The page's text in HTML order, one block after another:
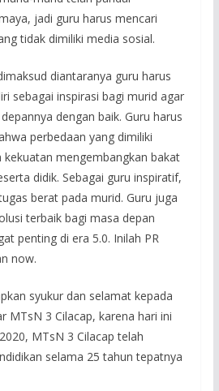
jadi guru harus mencari
tidak dimiliki media sosial.
diantaranya guru harus
sebagai inspirasi bagi murid agar
dengan baik. Guru harus
perbedaan yang dimiliki
mengembangkan bakat
didik. Sebagai guru inspiratif,
berat pada murid. Guru juga
terbaik bagi masa depan
penting di era 5.0. Inilah PR
now.
syukur dan selamat kepada
MTsN 3 Cilacap, karena hari ini
MTsN 3 Cilacap telah
selama 25 tahun tepatnya